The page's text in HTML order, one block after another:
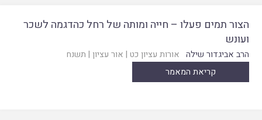
הצור תמים פעלו – חייה ומותה של רחל כהדגמה לשכר
ועונש
הרב אביגדור שילה אורות עציון כט | אור עציון | תשנח
קריאת המאמר